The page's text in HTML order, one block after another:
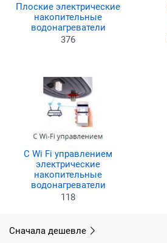
Плоские электрические
накопительные
водонагреватели
376
С Wi Fi управлением
электрические
накопительные
водонагреватели
118
Сначала дешевле